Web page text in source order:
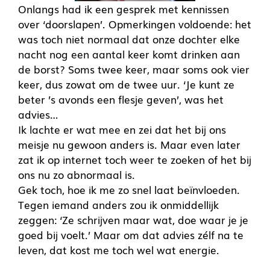
Onlangs had ik een gesprek met kennissen
over ‘doorslapen’. Opmerkingen voldoende: het
was toch niet normaal dat onze dochter elke
nacht nog een aantal keer komt drinken aan
de borst? Soms twee keer, maar soms ook vier
keer, dus zowat om de twee uur. ‘Je kunt ze
beter ’s avonds een flesje geven’, was het
advies…
Ik lachte er wat mee en zei dat het bij ons
meisje nu gewoon anders is. Maar even later
zat ik op internet toch weer te zoeken of het bij
ons nu zo abnormaal is.
Gek toch, hoe ik me zo snel laat beïnvloeden.
Tegen iemand anders zou ik onmiddellijk
zeggen: ‘Ze schrijven maar wat, doe waar je je
goed bij voelt.’ Maar om dat advies zélf na te
leven, dat kost me toch wel wat energie.